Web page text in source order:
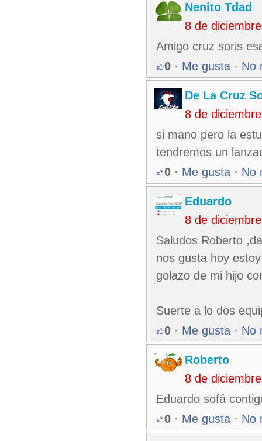
Nenito Tdad
8 de
Amigo cruz soris
0 · Me gusta · No
De La Cruz
8 de
si mano pero la
tendremos un
0 · Me gusta · No
Eduardo
8 de
Saludos Roberto
nos gusta hoy
golazo de mi hijo
Suerte a lo dos
0 · Me gusta · No
Roberto
8 de
Eduardo sofá
0 · Me gusta · No